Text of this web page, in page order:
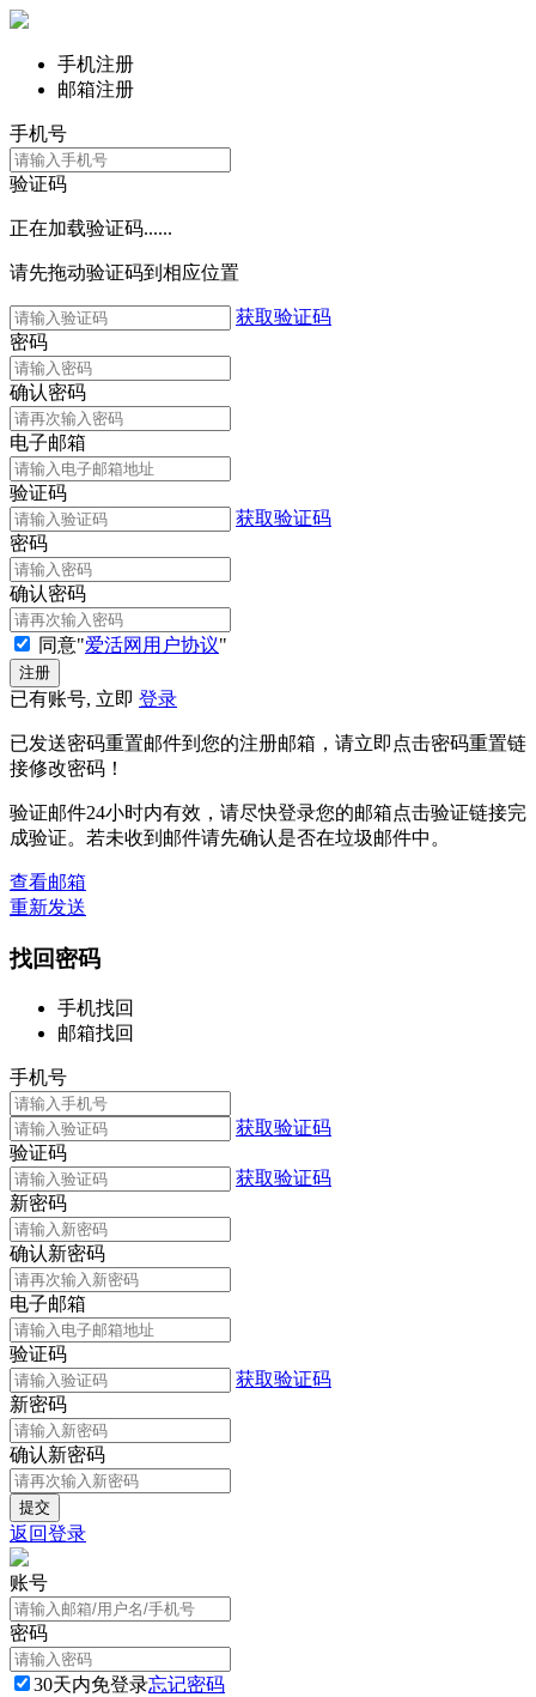
手机注册
邮箱注册
手机号
验证码
正在加载验证码......
请先拖动验证码到相应位置
获取验证码
密码
确认密码
电子邮箱
验证码
获取验证码
密码
确认密码
同意"爱活网用户协议"
已有账号, 立即 登录
已发送密码重置邮件到您的注册邮箱，请立即点击密码重置链
接修改密码！
验证邮件24小时内有效，请尽快登录您的邮箱点击验证链接完
成验证。若未收到邮件请先确认是否在垃圾邮件中。
查看邮箱
重新发送
找回密码
手机找回
邮箱找回
手机号
获取验证码
验证码
获取验证码
新密码
确认新密码
电子邮箱
验证码
获取验证码
新密码
确认新密码
返回登录
账号
密码
30天内免登录忘记密码